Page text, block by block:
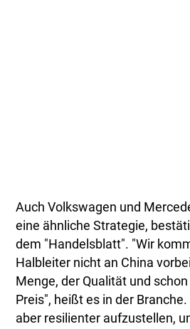
Auch Volkswagen und
eine ähnliche Strategie,
dem "Handelsblatt". "Wir
Halbleiter nicht an China
Menge, der Qualität und
Preis", heißt es in der
aber resilienter aufzustellen,